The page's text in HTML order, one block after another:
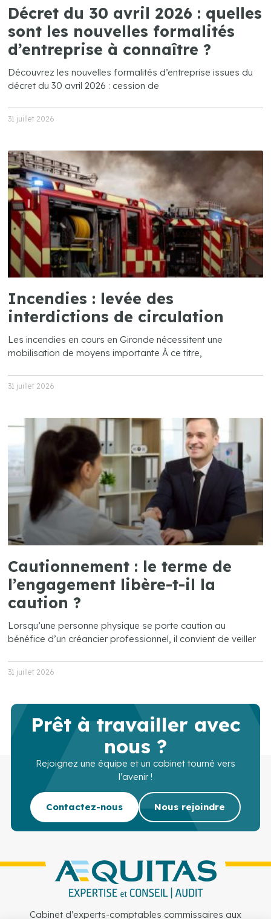
Décret du 30 avril 2026 : quelles
sont les nouvelles formalités
d’entreprise à connaître ?
Découvrez les nouvelles formalités d’entreprise issues du
décret du 30 avril 2026 : cession de
31 juillet 2026
Incendies : levée des
interdictions de circulation
Les incendies en cours en Gironde nécessitent une
mobilisation de moyens importante À ce titre,
31 juillet 2026
Cautionnement : le terme de
l’engagement libère-t-il la
caution ?
Lorsqu’une personne physique se porte caution au
bénéfice d’un créancier professionnel, il convient de veiller
31 juillet 2026
Prêt à travailler avec
nous ?
Rejoignez une équipe et un cabinet tourné vers
l’avenir !
Contactez-nous Nous rejoindre
Cabinet d’experts-comptables commissaires aux